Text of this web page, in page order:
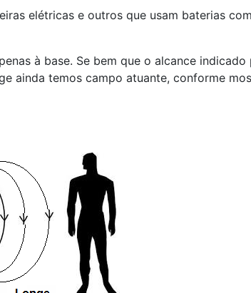
elétricas e outros que usam baterias
à base. Se bem que o alcance
ainda temos campo atuante, conforme